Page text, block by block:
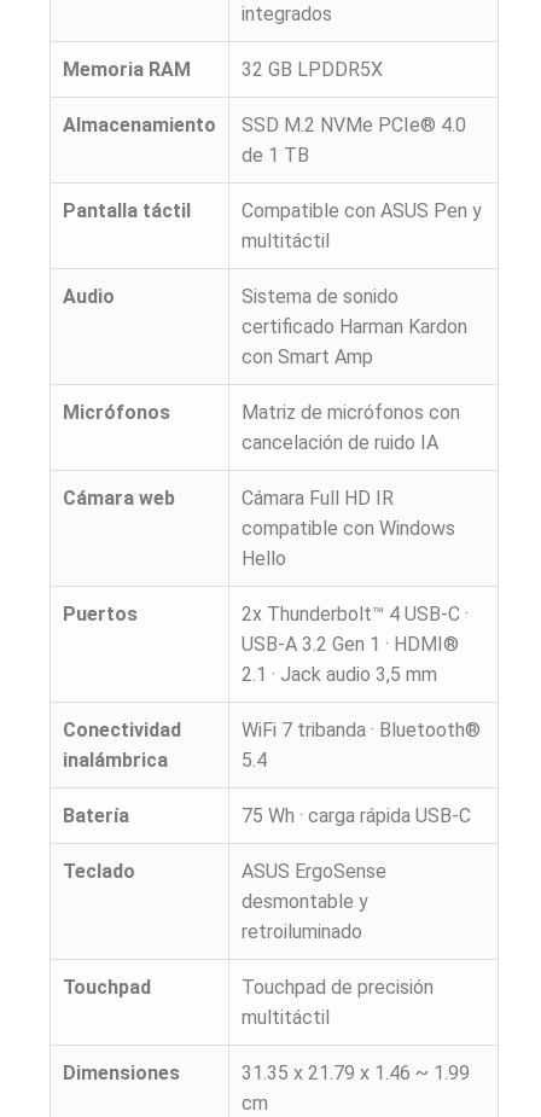
integrados
Memoria RAM 32 GB LPDDR5X
Almacenamiento
SSD M.2 NVMe PCIe® 4.0
de 1 TB
Pantalla táctil
Compatible con ASUS Pen y
multitáctil
Audio
Sistema de sonido
certificado Harman Kardon
con Smart Amp
Micrófonos
Matriz de micrófonos con
cancelación de ruido IA
Cámara web
Cámara Full HD IR
compatible con Windows
Hello
Puertos
2x Thunderbolt™ 4 USB-C ·
USB-A 3.2 Gen 1 · HDMI®
2.1 · Jack audio 3,5 mm
Conectividad
inalámbrica
WiFi 7 tribanda · Bluetooth®
5.4
Batería 75 Wh · carga rápida USB-C
Teclado
ASUS ErgoSense
desmontable y
retroiluminado
Touchpad
Touchpad de precisión
multitáctil
Dimensiones
31.35 x 21.79 x 1.46 ~ 1.99
cm